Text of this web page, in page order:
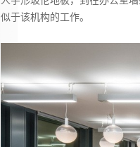
似于该机构的工作。